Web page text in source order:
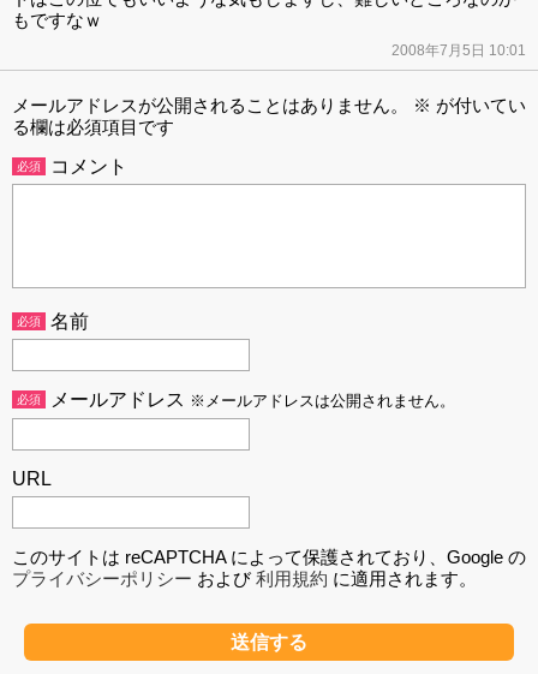
もですなｗ
2008年7月5日 10:01
メールアドレスが公開されることはありません。 ※ が付いてい
る欄は必須項目です
必須 コメント
必須 名前
必須 メールアドレス ※メールアドレスは公開されません。
URL
このサイトは reCAPTCHA によって保護されており、Google の
プライバシーポリシー および利用規約 に適用されます。